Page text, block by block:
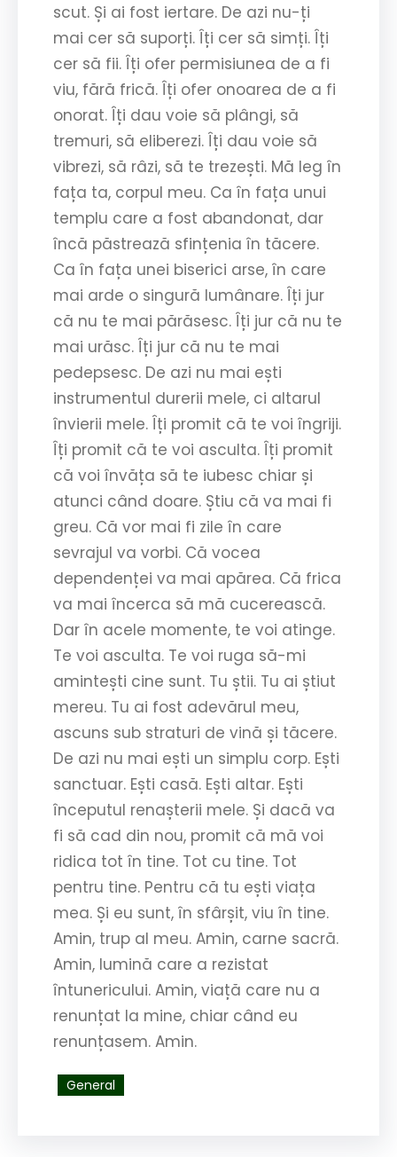
scut. Și ai fost iertare. De azi nu-ți
mai cer să suporți. Îți cer să simți. Îți
cer să fii. Îți ofer permisiunea de a fi
viu, fără frică. Îți ofer onoarea de a fi
onorat. Îți dau voie să plângi, să
tremuri, să eliberezi. Îți dau voie să
vibrezi, să râzi, să te trezești. Mă leg în
fața ta, corpul meu. Ca în fața unui
templu care a fost abandonat, dar
încă păstrează sfințenia în tăcere.
Ca în fața unei biserici arse, în care
mai arde o singură lumânare. Îți jur
că nu te mai părăsesc. Îți jur că nu te
mai urăsc. Îți jur că nu te mai
pedepsesc. De azi nu mai ești
instrumentul durerii mele, ci altarul
învierii mele. Îți promit că te voi îngriji.
Îți promit că te voi asculta. Îți promit
că voi învăța să te iubesc chiar și
atunci când doare. Știu că va mai fi
greu. Că vor mai fi zile în care
sevrajul va vorbi. Că vocea
dependenței va mai apărea. Că frica
va mai încerca să mă cucerească.
Dar în acele momente, te voi atinge.
Te voi asculta. Te voi ruga să-mi
amintești cine sunt. Tu știi. Tu ai știut
mereu. Tu ai fost adevărul meu,
ascuns sub straturi de vină și tăcere.
De azi nu mai ești un simplu corp. Ești
sanctuar. Ești casă. Ești altar. Ești
începutul renașterii mele. Și dacă va
fi să cad din nou, promit că mă voi
ridica tot în tine. Tot cu tine. Tot
pentru tine. Pentru că tu ești viața
mea. Și eu sunt, în sfârșit, viu în tine.
Amin, trup al meu. Amin, carne sacră.
Amin, lumină care a rezistat
întunericului. Amin, viață care nu a
renunțat la mine, chiar când eu
renunțasem. Amin.
General